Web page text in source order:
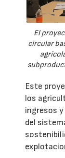
El
circular
Este
los
ingresos
del